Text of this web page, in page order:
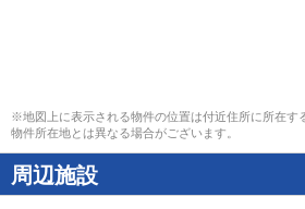
※地図上に表示される物件の位置は付近住所に所在す
物件所在地とは異なる場合がございます。
周辺施設